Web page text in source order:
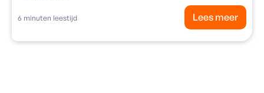
6 minuten leestijd Lees meer